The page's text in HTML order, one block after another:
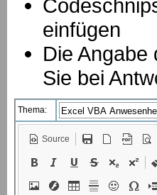
einfügen
Die
Sie bei
Thema:
Source